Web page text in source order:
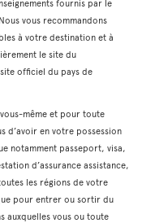
fournis par le
vous recommandons
à votre destination et à
le site du
officiel du pays de
même et pour toute
d’avoir en votre possession
notamment passeport, visa,
d’assurance assistance,
les régions de votre
pour entrer ou sortir du
auxquelles vous ou toute